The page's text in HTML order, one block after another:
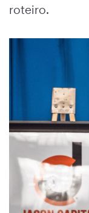
roteiro.